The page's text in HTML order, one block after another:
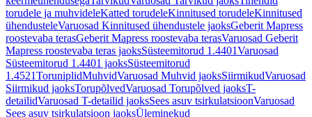
torudele ja muhvideleKatted torudeleKinnitused torudeleKinnitused
ühendusteleVaruosad Kinnitused ühendustele jaoksGeberit Mapress
roostevaba terasGeberit Mapress roostevaba terasVaruosad Geberit
Mapress roostevaba teras jaoksSüsteemitorud 1.4401Varuosad
Süsteemitorud 1.4401 jaoksSüsteemitorud
1.4521ToruniplidMuhvidVaruosad Muhvid jaoksSiirmikudVaruosad
Siirmikud jaoksTorupõlvedVaruosad Torupõlved jaoksT-
detailidVaruosad T-detailid jaoksSees asuv tsirkulatsioonVaruosad
Sees asuv tsirkulatsioon jaoksÜleminekud